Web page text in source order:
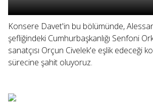
Konsere Davet'in bu bölümünde,
şefliğindeki Cumhurbaşkanlığı Senfoni
sanatçısı Orçun Civelek'e eşlik edeceği
sürecine şahit oluyoruz.